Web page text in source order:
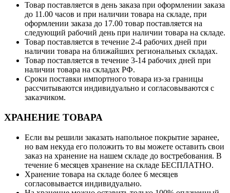
Товар поставляется в день заказа при оформлении заказа
до 11.00 часов и при наличии товара на складе, при
оформлении заказа до 17.00 товар поставляется на
следующий рабочий день при наличии товара на складе.
Товар поставляется в течение 2-4 рабочих дней при
наличии товара на ближайших региональных складах.
Товар поставляется в течение 3-14 рабочих дней при
наличии товара на складах РФ.
Сроки поставки импортного товара из-за границы
рассчитываются индивидуально и согласовываются с
заказчиком.
ХРАНЕНИЕ ТОВАРА
Если вы решили заказать напольное покрытие заранее,
но вам некуда его положить то вы можете оставить свои
заказ на хранение на нашем складе до востребования. В
течение 6 месяцев хранение на складе БЕСПЛАТНО.
Хранение товара на складе более 6 месяцев
согласовывается индивидуально.